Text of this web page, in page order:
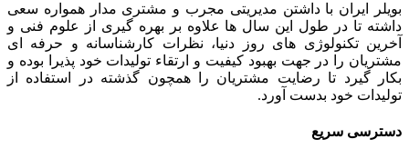
بویلر ایران با داشتن مدیریتی مجرب و مشتری مدار همواره سعی
داشته تا در طول این سال ها علاوه بر بهره گیری از علوم فنی و
آخرین تکنولوژی های روز دنیا، نظرات کارشناسانه و حرفه ای
مشتریان را در جهت بهبود کیفیت و ارتقاء تولیدات خود پذیرا بوده و
بکار گیرد تا رضایت مشتریان را همچون گذشته در استفاده از
تولیدات خود بدست آورد.
دسترسی سریع